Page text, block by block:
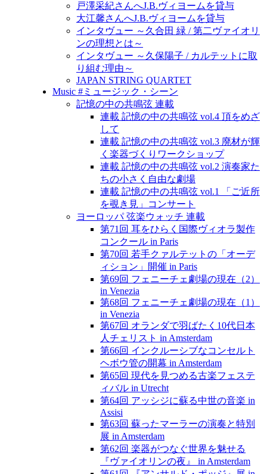
戸澤采紀さんへJ.B.ヴィヨームを貸与
大江馨さんへJ.B.ヴィヨームを貸与
インタヴュー ～久合田 緑 / 第二ヴァイオリ
ンの理想とは～
インタヴュー ～久保陽子 / カルテットに取
り組む理由～
JAPAN STRING QUARTET
Music #ミュージック・シーン
記憶の中の共鳴弦 連載
連載 記憶の中の共鳴弦 vol.4 頂をめざ
して
連載 記憶の中の共鳴弦 vol.3 廃材が輝
く楽器づくりワークショップ
連載 記憶の中の共鳴弦 vol.2 演奏家た
ちの小さく自由な劇場
連載 記憶の中の共鳴弦 vol.1 「ご近所
を覗き見」コンサート
ヨーロッパ 弦楽ウォッチ 連載
第71回 耳をひらく国際ヴィオラ製作
コンクール in Paris
第70回 若手クァルテットの「オーデ
ィション」開催 in Paris
第69回 フェニーチェ劇場の現在（2）
in Venezia
第68回 フェニーチェ劇場の現在（1）
in Venezia
第67回 オランダで羽ばたく10代日本
人チェリスト in Amsterdam
第66回 インクルーシブなコンセルト
ヘボウ管の開幕 in Amsterdam
第65回 現代を見つめる古楽フェステ
ィバル in Utrecht
第64回 アッシジに蘇る中世の音楽 in
Assisi
第63回 蘇ったマーラーの演奏と特別
展 in Amsterdam
第62回 楽器がつなぐ世界を魅せる
『ヴァイオリンの夜』 in Amsterdam